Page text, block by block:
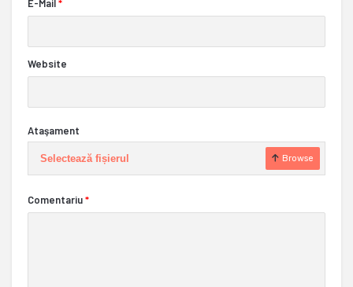
E-Mail *
Website
Ataşament
Selectează fișierul Browse
Comentariu*